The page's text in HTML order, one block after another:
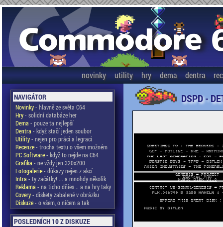
novinky utility hry dema dentra
NAVIGÁTOR
Novinky- hlavně ze světa C64
Hry- solidní databáze her
Dema - pouze ta nejlepší
Dentra - když stačí jeden soubor
Utility- nejen pro práci a legraci
Recenze- trocha textu o všem možném
PC Software- když to nejde na C64
Grafika - ne vždy jen 320x200
Fotogalerie- důkazy nejen z akcí
Intra - ty začátky! ... a mnohdy několik
Reklama - na ticho dňies .. a na hry taky
Covery- diskety zabalené v obrázku
Diskuze- o všem, o ničem a tak
POSLEDNÍCH 10 Z DISKUZE
DSPD -